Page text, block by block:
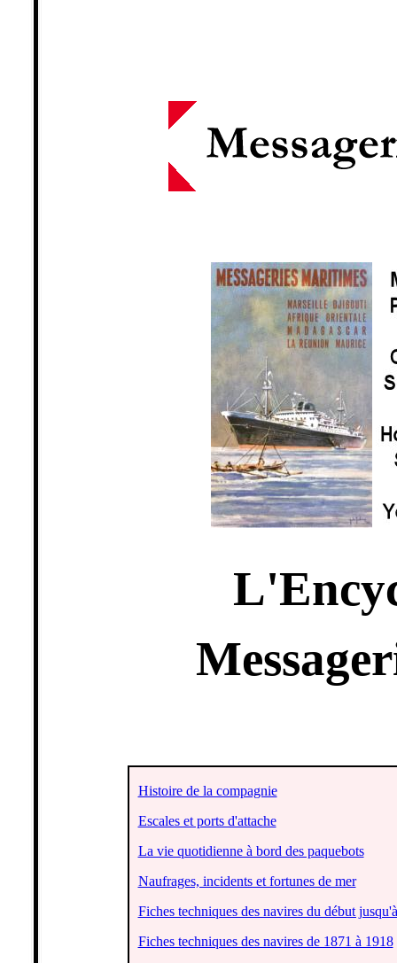
Histoire de la compagnie
Escales et ports d'attache
La vie quotidienne à bord des paquebots
Naufrages, incidents et fortunes de mer
Fiches techniques des navires du début
Fiches techniques des navires de 1871 à 1918